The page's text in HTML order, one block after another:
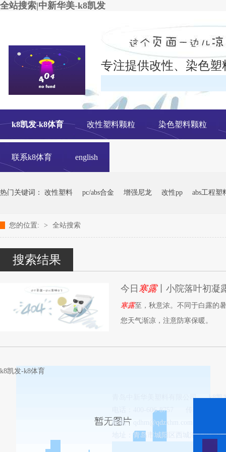
全站搜索|中新华美-k8凯发
改性塑料颗粒、染色塑料颗粒生产厂家---- 青岛中新华美塑料有限公司
专注提供改性、染色
k8凯发-k8体育 改性塑料颗粒 染色塑料颗粒
联系k8体育 english
热门关键词： 改性塑料 pc/abs合金 增强尼龙 改性pp abs工程塑
您的位置: > 全站搜索
搜索结果
今日 寒露丨小院落叶初凝
寒露至，秋意浓。不同于白露的
您天气渐凉，注意防寒保暖。
k8凯发-k8体育
青岛中新华美塑料有限公司
k8凯
电话：400-606-8757
邮箱：
qdhm@qdzxhm.com.cn
地址：青岛市城阳区西城汇工业园8-